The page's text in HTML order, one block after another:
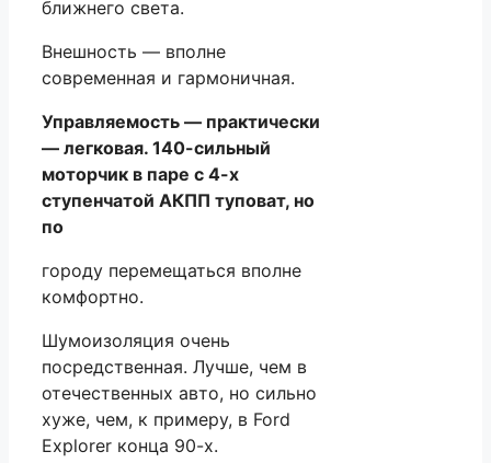
ближнего света.
Внешность — вполне
современная и гармоничная.
Управляемость — практически
— легковая. 140-сильный
моторчик в паре с 4-х
ступенчатой АКПП туповат, но
по
городу перемещаться вполне
комфортно.
Шумоизоляция очень
посредственная. Лучше, чем в
отечественных авто, но сильно
хуже, чем, к примеру, в Ford
Explorer конца 90-х.